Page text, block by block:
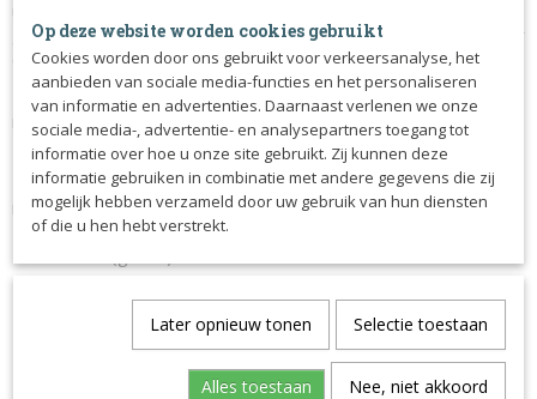
geen lucht naar binnen kan zuigen. Daarnaast zorgt het ervoor
dat het bit mooi stil ligt in de mond.
De kaakstukken zijn gemaakt van cnc-aluminium en Zweeds
roestvrijstaal.
Dit maakt dat de bitten extreem licht van gewicht zijn.
De bitten zijn verkrijgbaar in twee verschillende hardheden,
namelijk soft en middelhard.
- 80SHORE (rood) = soft
Op deze website worden cookies gebruikt
Cookies worden door ons gebruikt voor verkeersanalyse, het
aanbieden van sociale media-functies en het personaliseren
van informatie en advertenties. Daarnaast verlenen we onze
sociale media-, advertentie- en analysepartners toegang tot
informatie over hoe u onze site gebruikt. Zij kunnen deze
informatie gebruiken in combinatie met andere gegevens die zij
mogelijk hebben verzameld door uw gebruik van hun diensten
of die u hen hebt verstrekt.
Later opnieuw tonen Selectie toestaan
Alles toestaan Nee, niet akkoord